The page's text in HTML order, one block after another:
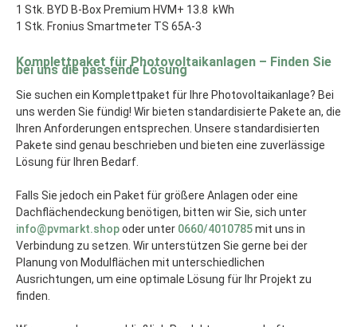
1 Stk. BYD B-Box Premium HVM+ 13.8 kWh
1 Stk. Fronius Smartmeter TS 65A-3
Komplettpaket für Photovoltaikanlagen – Finden Sie
bei uns die passende Lösung
Sie suchen ein Komplettpaket für Ihre Photovoltaikanlage? Bei
uns werden Sie fündig! Wir bieten standardisierte Pakete an, die
Ihren Anforderungen entsprechen. Unsere standardisierten
Pakete sind genau beschrieben und bieten eine zuverlässige
Lösung für Ihren Bedarf.
Falls Sie jedoch ein Paket für größere Anlagen oder eine
Dachflächendeckung benötigen, bitten wir Sie, sich unter
info@pvmarkt.shopoder unter 0660/4010785mit uns in
Verbindung zu setzen. Wir unterstützen Sie gerne bei der
Planung von Modulflächen mit unterschiedlichen
Ausrichtungen, um eine optimale Lösung für Ihr Projekt zu
finden.